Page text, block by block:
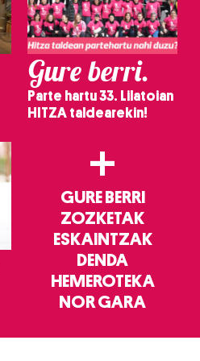
Gure berri.
Parte hartu 33. Lilatoian
HITZA taldearekin!
+
GURE BERRI
ZOZKETAK
ESKAINTZAK
DENDA
HEMEROTEKA
NOR GARA